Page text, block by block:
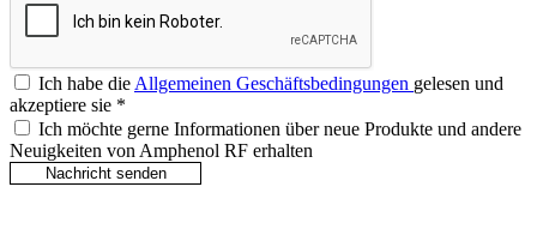
Ich habe dieAllgemeinen Geschäftsbedingungen gelesen und
akzeptiere sie *
Ich möchte gerne Informationen über neue Produkte und andere
Neuigkeiten von Amphenol RF erhalten